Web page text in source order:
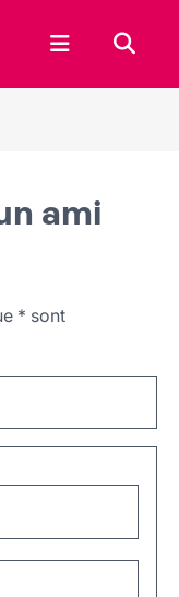
Ouvrir le
ami
* sont